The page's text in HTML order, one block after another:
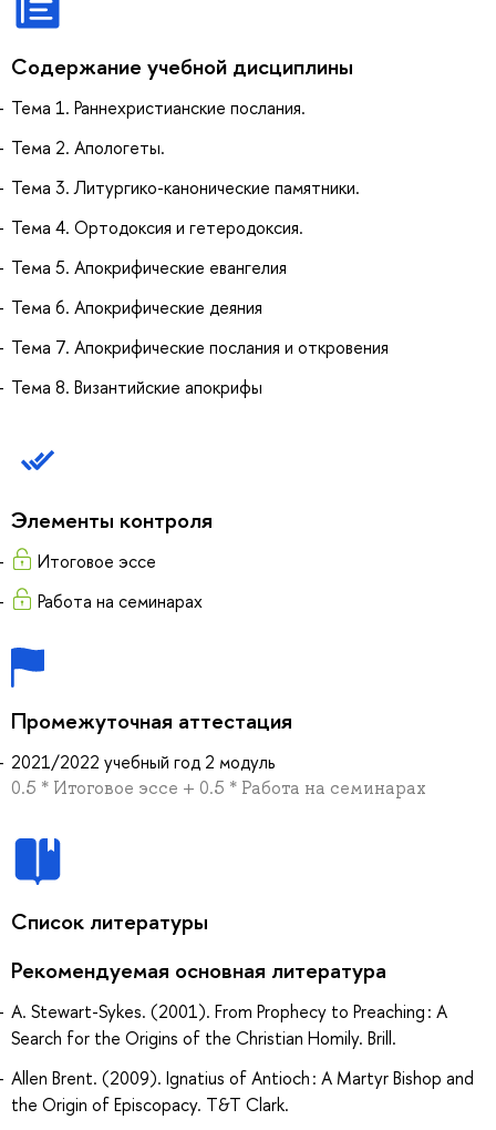
Содержание учебной дисциплины
Тема 1. Раннехристианские послания.
Тема 2. Апологеты.
Тема 3. Литургико-канонические памятники.
Тема 4. Ортодоксия и гетеродоксия.
Тема 5. Апокрифические евангелия
Тема 6. Апокрифические деяния
Тема 7. Апокрифические послания и откровения
Тема 8. Византийские апокрифы
Элементы контроля
Итоговое эссе
Работа на семинарах
Промежуточная аттестация
2021/2022 учебный год 2 модуль
0.5 * Итоговое эссе + 0.5 * Работа на семинарах
Список литературы
Рекомендуемая основная литература
A. Stewart-Sykes. (2001). From Prophecy to Preaching : A
Search for the Origins of the Christian Homily. Brill.
Allen Brent. (2009). Ignatius of Antioch : A Martyr Bishop and
the Origin of Episcopacy. T&T Clark.